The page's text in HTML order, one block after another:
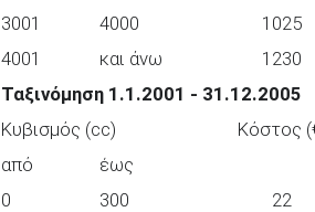
3001
4000
1025
4001
και άνω
1230
Ταξινόμηση 1.1.2001 - 31.12.2005
Κυβισμός (cc)
Κόστος
από
έως
0
300
22